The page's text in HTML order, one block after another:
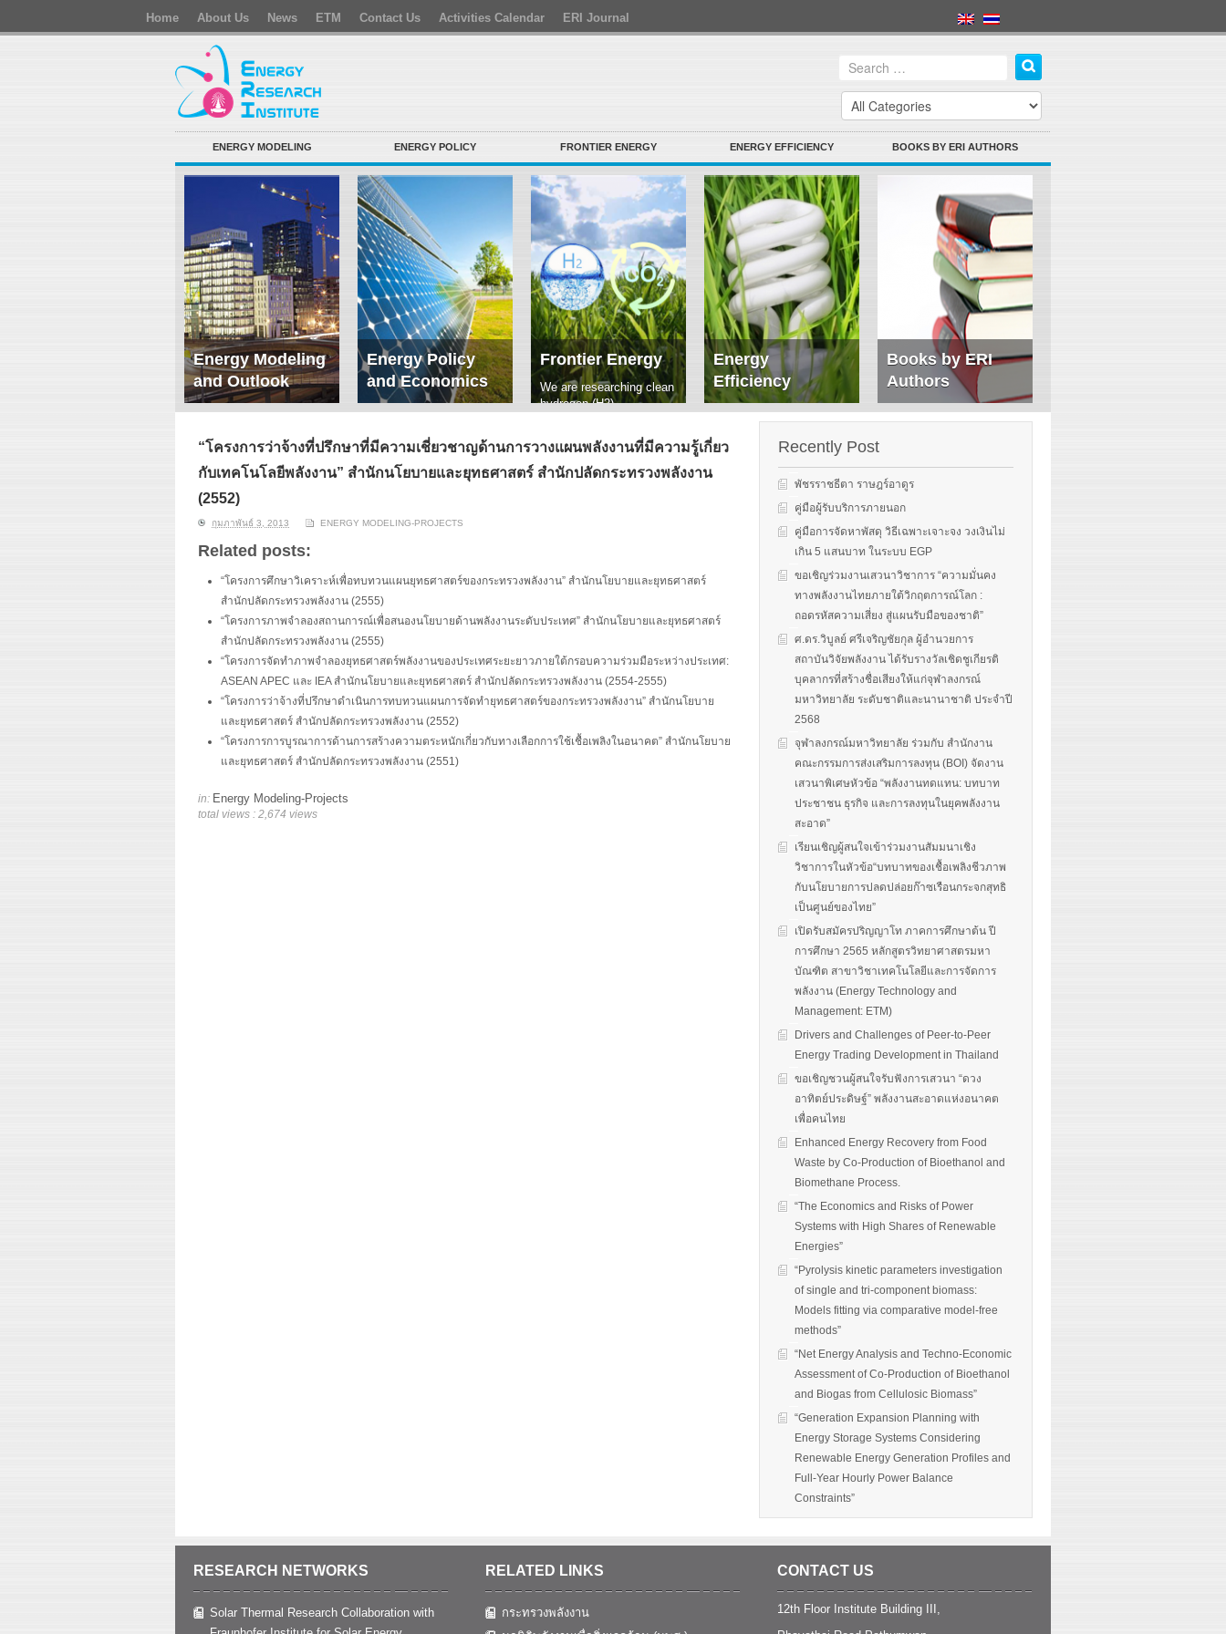
Home About Us News ETM Contact Us Activities Calendar ERI Journal
ENERGY MODELING ENERGY POLICY FRONTIER ENERGY ENERGY EFFICIENCY BOOKS BY ERI AUTHORS
Energy Modeling
and Outlook
ERI conducts rigorous
energy supply and
energy-consuming
sectors. Our analyses
have been used for …
Energy Policy
and Economics
We focus on solar
innovation, solar PV
economics, and solar PV
policy. Two patent-
Frontier Energy
We are researching clean
hydrogen (H2)
technology for low carbon
energy. We have also
studied carbon dioxide …
Energy
Efficiency
We evaluate the
performance of energy-
efficient equipment and
programs and give advice
to governments on
Read More
Books by ERI
Authors
Sorry, this entry is only
available in English.
“โครงการว่าจ้างที่ปรึกษาที่มีความเชี่ยวชาญด้านการวางแผนพลังงานที่มีความรู้เกี่ยว
กับเทคโนโลยีพลังงาน” สำนักนโยบายและยุทธศาสตร์ สำนักปลัดกระทรวงพลังงาน
(2552)
กุมภาพันธ์ 3, 2013 ENERGY MODELING-PROJECTS
Related posts:
“โครงการศึกษาวิเคราะห์เพื่อทบทวนแผนยุทธศาสตร์ของกระทรวงพลังงาน” สำนักนโยบายและยุทธศาสตร์
สำนักปลัดกระทรวงพลังงาน (2555)
“โครงการภาพจำลองสถานการณ์เพื่อสนองนโยบายด้านพลังงานระดับประเทศ” สำนักนโยบายและยุทธศาสตร์
สำนักปลัดกระทรวงพลังงาน (2555)
“โครงการจัดทำภาพจำลองยุทธศาสตร์พลังงานของประเทศระยะยาวภายใต้กรอบความร่วมมือระหว่างประเทศ:
ASEAN APEC และ IEA สำนักนโยบายและยุทธศาสตร์ สำนักปลัดกระทรวงพลังงาน (2554-2555)
“โครงการว่าจ้างที่ปรึกษาดำเนินการทบทวนแผนการจัดทำยุทธศาสตร์ของกระทรวงพลังงาน” สำนักนโยบาย
และยุทธศาสตร์ สำนักปลัดกระทรวงพลังงาน (2552)
“โครงการการบูรณาการด้านการสร้างความตระหนักเกี่ยวกับทางเลือกการใช้เชื้อเพลิงในอนาคต” สำนักนโยบาย
และยุทธศาสตร์ สำนักปลัดกระทรวงพลังงาน (2551)
in: Energy Modeling-Projects
total views : 2,674 views
Recently Post
พัชรราชธีตา ราษฎร์อาดูร
คู่มือผู้รับบริการภายนอก
คู่มือการจัดหาพัสดุ วิธีเฉพาะเจาะจง วงเงินไม่
เกิน 5 แสนบาท ในระบบ EGP
ขอเชิญร่วมงานเสวนาวิชาการ “ความมั่นคง
ทางพลังงานไทยภายใต้วิกฤตการณ์โลก :
ถอดรหัสความเสี่ยง สู่แผนรับมือของชาติ”
ศ.ดร.วิบูลย์ ศรีเจริญชัยกุล ผู้อำนวยการ
สถาบันวิจัยพลังงาน ได้รับรางวัลเชิดชูเกียรติ
บุคลากรที่สร้างชื่อเสียงให้แก่จุฬาลงกรณ์
มหาวิทยาลัย ระดับชาติและนานาชาติ ประจำปี
2568
จุฬาลงกรณ์มหาวิทยาลัย ร่วมกับ สำนักงาน
คณะกรรมการส่งเสริมการลงทุน (BOI) จัดงาน
เสวนาพิเศษหัวข้อ “พลังงานทดแทน: บทบาท
ประชาชน ธุรกิจ และการลงทุนในยุคพลังงาน
สะอาด”
เรียนเชิญผู้สนใจเข้าร่วมงานสัมมนาเชิง
วิชาการในหัวข้อ“บทบาทของเชื้อเพลิงชีวภาพ
กับนโยบายการปลดปล่อยก๊าซเรือนกระจกสุทธิ
เป็นศูนย์ของไทย”
เปิดรับสมัครปริญญาโท ภาคการศึกษาต้น ปี
การศึกษา 2565 หลักสูตรวิทยาศาสตรมหา
บัณฑิต สาขาวิชาเทคโนโลยีและการจัดการ
พลังงาน (Energy Technology and
Management: ETM)
Drivers and Challenges of Peer-to-Peer
Energy Trading Development in Thailand
ขอเชิญชวนผู้สนใจรับฟังการเสวนา “ดวง
อาทิตย์ประดิษฐ์” พลังงานสะอาดแห่งอนาคต
เพื่อคนไทย
Enhanced Energy Recovery from Food
Waste by Co-Production of Bioethanol and
Biomethane Process.
“The Economics and Risks of Power
Systems with High Shares of Renewable
Energies”
“Pyrolysis kinetic parameters investigation
of single and tri-component biomass:
Models fitting via comparative model-free
methods”
“Net Energy Analysis and Techno-Economic
Assessment of Co-Production of Bioethanol
and Biogas from Cellulosic Biomass”
“Generation Expansion Planning with
Energy Storage Systems Considering
Renewable Energy Generation Profiles and
Full-Year Hourly Power Balance
Constraints”
RESEARCH NETWORKS
Solar Thermal Research Collaboration with
RELATED LINKS
กระทรวงพลังงาน
CONTACT US
12th Floor Institute Building III,